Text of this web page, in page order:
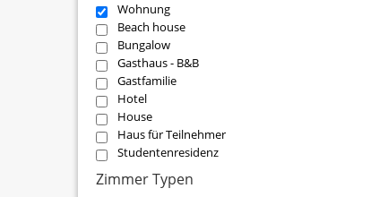
Wohnung
Beach house
Bungalow
Gasthaus - B&B
Gastfamilie
Hotel
House
Haus für Teilnehmer
Studentenresidenz
Zimmer Typen